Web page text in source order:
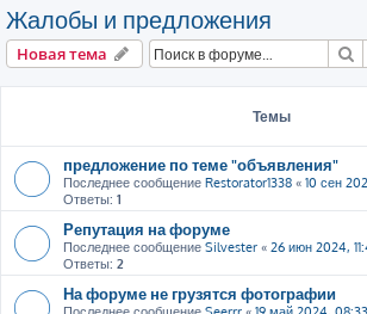
Жалобы и предложения
Новая тема
Темы
предложение по теме "объявления"
Последнее сообщение Restorator1338 « 10 сен
Ответы: 1
Репутация на форуме
Последнее сообщение Silvester « 26 июн 2024,
Ответы: 2
На форуме не грузятся фотографии